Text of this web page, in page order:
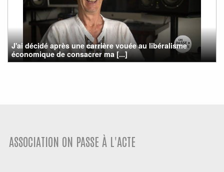
J'ai décidé après une carrière vouée au libéralisme
économique de consacrer ma [...]
ASSOCIATION ON PASSE À L'ACTE